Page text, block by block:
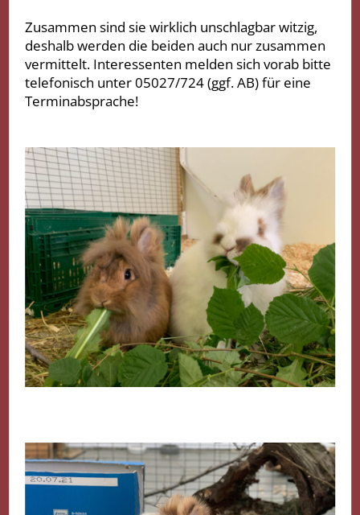
Zusammen sind sie wirklich unschlagbar witzig,
deshalb werden die beiden auch nur zusammen
vermittelt. Interessenten melden sich vorab bitte
telefonisch unter 05027/724 (ggf. AB) für eine
Terminabsprache!